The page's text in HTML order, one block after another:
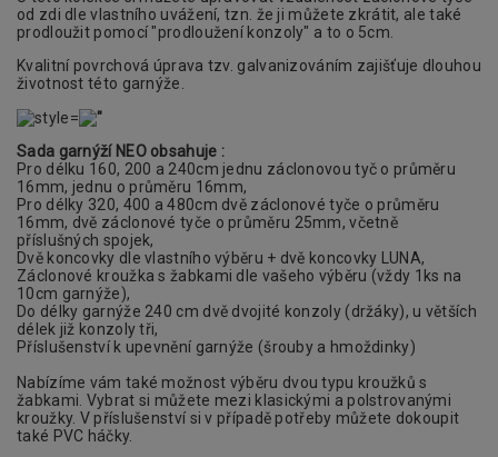
od zdi dle vlastního uvážení, tzn. že ji můžete zkrátit, ale také
prodloužit pomocí "prodloužení konzoly" a to o 5cm.
Kvalitní povrchová úprava tzv. galvanizováním zajišťuje dlouhou
životnost této garnýže.
Sada garnýží NEO obsahuje :
Pro délku 160, 200 a 240cm jednu záclonovou tyč o průměru
16mm, jednu o průměru 16mm,
Pro délky 320, 400 a 480cm dvě záclonové tyče o průměru
16mm, dvě záclonové tyče o průměru 25mm, včetně
příslušných spojek,
Dvě koncovky dle vlastního výběru + dvě koncovky LUNA,
Záclonové kroužka s žabkami dle vašeho výběru (vždy 1ks na
10cm garnýže),
Do délky garnýže 240 cm dvě dvojité konzoly (držáky), u větších
délek již konzoly tři,
Příslušenství k upevnění garnýže (šrouby a hmoždinky)
Nabízíme vám také možnost výběru dvou typu kroužků s
žabkami. Vybrat si můžete mezi klasickými a polstrovanými
kroužky. V příslušenství si v případě potřeby můžete dokoupit
také PVC háčky.